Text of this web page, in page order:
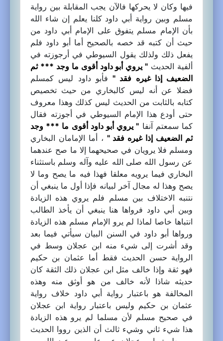
فيها وكان لا يحركها فالآن يجب المقابلة بين رواية
مسلم وبين رواية أبي داود كلنا يعلم إن شاء الله
بأن الإمام مسلم يتفوق على الإمام أبي داود من
حيث أن كتبه قد خصه بالصحيح أما أبو داود فلم
يفعل ذلك ولذلك يقول السيوطي في أرجوزته في
ألفية الحديث " يروي أبو داود أقوى ما وجد *** ثم
الضعيف إذا غيره فقد " فأبو داود ليس كمسلم
فضلا عن أنه ليس كالبخاري من حيث تخصيص
كتابه بالثابت من الحديث ليس كذلك وهذا معروف
حتى أودع هذا الإمام السيوطي في أجوزته فقال
كما سمعتم آنفا " يروي أبو داود أقوى ما *** وجد
ثم الضعيف إذا غيره فقد " ، أما الإمامان البخاري
ومسلم فلا يرويان في صحيحهما إلا ما صح عندهما
عن رسول الله صلى الله عليه وآله وسلم باستثناء
البخاري فيما يرويه معلقا فهذا فيه ما يصح وما لا
يصح وهذا له مجال آخر لبيانه فإذا أول ما ينبغي أن
نتنبه الاختلاف بين مسلم فلم يروي هذه الزيادة
وبين أبي داود فرواها هنا ينبغي أن يأخذ الطالب
انتباها خاصا لماذا لم يرو الإمام مسلم هذه الزيادة
ورواها أبو داود في السنن البيان سيأتي فيما بعد
وقد أشرت إلى شيء منه ابن عجلان وسط في
الرواية حسن الحديث فقط أما عثمان بن حكيم
فهو ثقة وإذا خالف مثل ابن عجلان ذلك الثقة كان
حديثه شاذا لأنه خالف من هو أوثق منه وهذه
المخالفة هو باعتبار رواية أبي داود خلاف رواية
عثمان بن حكيم وليس باعتبار رواية ابن عجلان
في صحيح مسلم لأن مسلما لم يرو هذه الزيادة
هذا شيء ثاني وشيء ثالث أن الذين رووا الحديث